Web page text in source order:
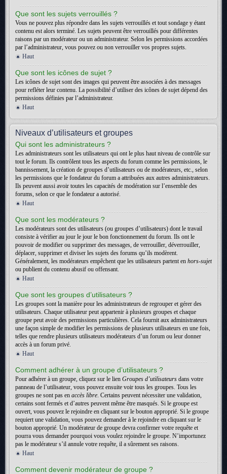
Que sont les sujets verrouillés ?
Vous ne pouvez plus répondre dans les sujets verrouillés et tout sondage y étant
contenu est alors terminé. Les sujets peuvent être verrouillés pour différentes
raisons par un modérateur ou un administrateur. Selon les permissions accordées
par l’administrateur, vous pouvez ou non verrouiller vos propres sujets.
Haut
Que sont les icônes de sujet ?
Les icônes de sujet sont des images qui peuvent être associées à des messages
pour refléter leur contenu. La possibilité d’utiliser des icônes de sujet dépend des
permissions définies par l’administrateur.
Haut
Niveaux d’utilisateurs et groupes
Qui sont les administrateurs ?
Les administrateurs sont les utilisateurs qui ont le plus haut niveau de contrôle sur
tout le forum. Ils contrôlent tous les aspects du forum comme les permissions, le
bannissement, la création de groupes d’utilisateurs ou de modérateurs, etc., selon
les permissions que le fondateur du forum a attribuées aux autres administrateurs.
Ils peuvent aussi avoir toutes les capacités de modération sur l’ensemble des
forums, selon ce que le fondateur a autorisé.
Haut
Que sont les modérateurs ?
Les modérateurs sont des utilisateurs (ou groupes d’utilisateurs) dont le travail
consiste à vérifier au jour le jour le bon fonctionnement du forum. Ils ont le
pouvoir de modifier ou supprimer des messages, de verrouiller, déverrouiller,
déplacer, supprimer et diviser les sujets des forums qu’ils modèrent.
Généralement, les modérateurs empêchent que les utilisateurs partent en hors-sujet
ou publient du contenu abusif ou offensant.
Haut
Que sont les groupes d’utilisateurs ?
Les groupes sont la manière pour les administrateurs de regrouper et gérer des
utilisateurs. Chaque utilisateur peut appartenir à plusieurs groupes et chaque
groupe peut avoir des permissions particulières. Cela fournit aux administrateurs
une façon simple de modifier les permissions de plusieurs utilisateurs en une fois,
telles que rendre plusieurs utilisateurs modérateurs d’un forum ou leur donner
accès à un forum privé.
Haut
Comment adhérer à un groupe d’utilisateurs ?
Pour adhérer à un groupe, cliquez sur le lien Groupes d’utilisateurs dans votre
panneau de l’utilisateur, vous pouvez ensuite voir tous les groupes. Tous les
groupes ne sont pas en accès libre. Certains peuvent nécessiter une validation,
certains sont fermés et d’autres peuvent même être masqués. Si le groupe est
ouvert, vous pouvez le rejoindre en cliquant sur le bouton approprié. Si le groupe
requiert une validation, vous pouvez demander à le rejoindre en cliquant sur le
bouton approprié. Un modérateur de groupe devra confirmer votre requête et
pourra vous demander pourquoi vous voulez rejoindre le groupe. N’importunez
pas le modérateur s’il annule votre requête, il a sûrement ses raisons.
Haut
Comment devenir modérateur de groupe ?